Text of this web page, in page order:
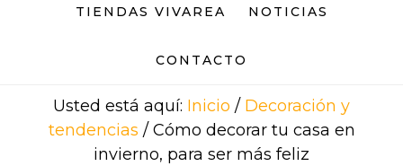
TIENDAS VIVAREA NOTICIAS
CONTACTO
Usted está aquí: Inicio / Decoración y
tendencias /Cómo decorar tu casa en
invierno, para ser más feliz